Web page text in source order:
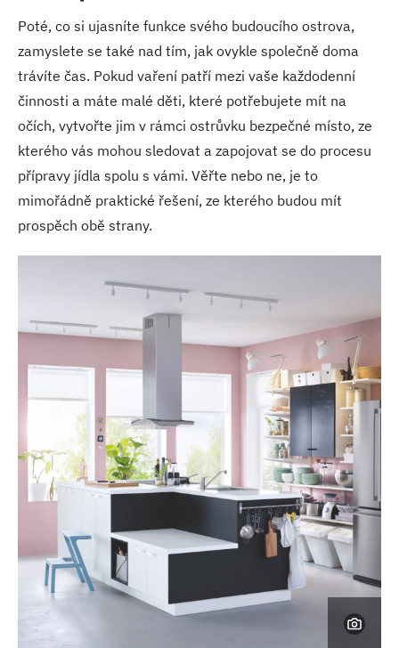
Poté, co si ujasníte funkce svého budoucího ostrova,
zamyslete se také nad tím, jak ovykle společně doma
trávíte čas. Pokud vaření patří mezi vaše každodenní
činnosti a máte malé děti, které potřebujete mít na
očích, vytvořte jim v rámci ostrůvku bezpečné místo, ze
kterého vás mohou sledovat a zapojovat se do procesu
přípravy jídla spolu s vámi. Věřte nebo ne, je to
mimořádně praktické řešení, ze kterého budou mít
prospěch obě strany.